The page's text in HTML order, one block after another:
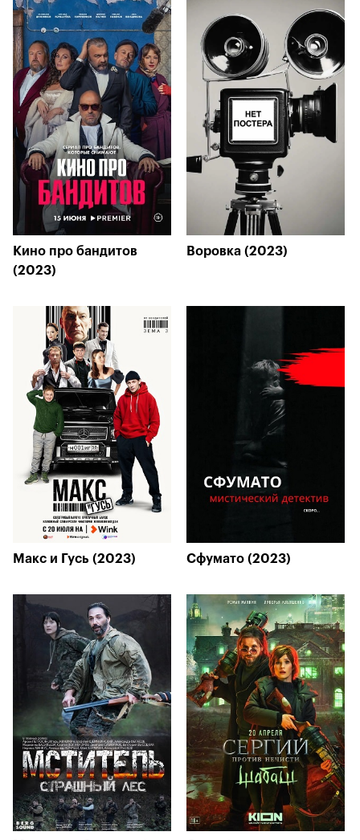
Кино про бандитов
(2023)
Воровка (2023)
Макс и Гусь (2023) Сфумато (2023)